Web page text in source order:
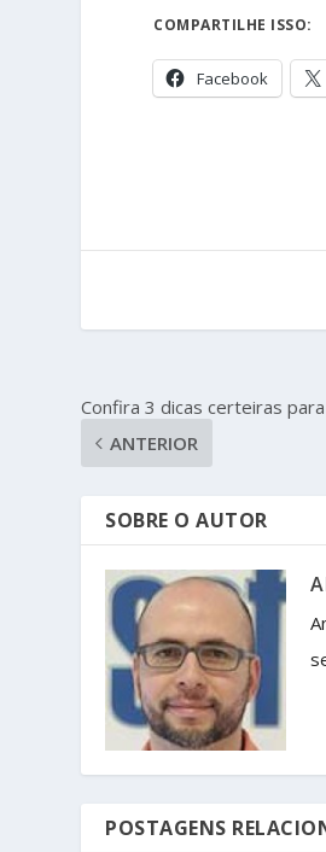
COMPARTILHE ISSO:
Facebook
Confira 3 dicas certeiras
ANTERIOR
SOBRE O AUTOR
POSTAGENS